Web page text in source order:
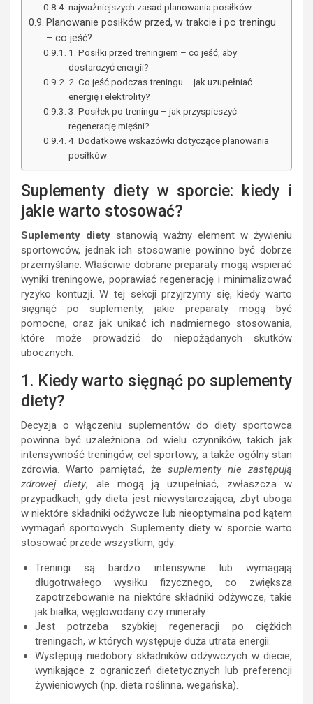
najważniejszych zasad planowania posiłków
Planowanie posiłków przed, w trakcie i po treningu
– co jeść?
1. Posiłki przed treningiem – co jeść, aby
dostarczyć energii?
2. Co jeść podczas treningu – jak uzupełniać
energię i elektrolity?
3. Posiłek po treningu – jak przyspieszyć
regenerację mięśni?
4. Dodatkowe wskazówki dotyczące planowania
posiłków
Suplementy diety w sporcie: kiedy i
jakie warto stosować?
Suplementy diety stanowią ważny element w żywieniu
sportowców, jednak ich stosowanie powinno być dobrze
przemyślane. Właściwie dobrane preparaty mogą wspierać
wyniki treningowe, poprawiać regenerację i minimalizować
ryzyko kontuzji. W tej sekcji przyjrzymy się, kiedy warto
sięgnąć po suplementy, jakie preparaty mogą być
pomocne, oraz jak unikać ich nadmiernego stosowania,
które może prowadzić do niepożądanych skutków
ubocznych.
1. Kiedy warto sięgnąć po suplementy
diety?
Decyzja o włączeniu suplementów do diety sportowca
powinna być uzależniona od wielu czynników, takich jak
intensywność treningów, cel sportowy, a także ogólny stan
zdrowia. Warto pamiętać, że suplementy nie zastępują
zdrowej diety, ale mogą ją uzupełniać, zwłaszcza w
przypadkach, gdy dieta jest niewystarczająca, zbyt uboga
w niektóre składniki odżywcze lub nieoptymalna pod kątem
wymagań sportowych. Suplementy diety w sporcie warto
stosować przede wszystkim, gdy:
Treningi są bardzo intensywne lub wymagają
długotrwałego wysiłku fizycznego, co zwiększa
zapotrzebowanie na niektóre składniki odżywcze, takie
jak białka, węglowodany czy minerały.
Jest potrzeba szybkiej regeneracji po ciężkich
treningach, w których występuje duża utrata energii.
Występują niedobory składników odżywczych w diecie,
wynikające z ograniczeń dietetycznych lub preferencji
żywieniowych (np. dieta roślinna, wegańska).